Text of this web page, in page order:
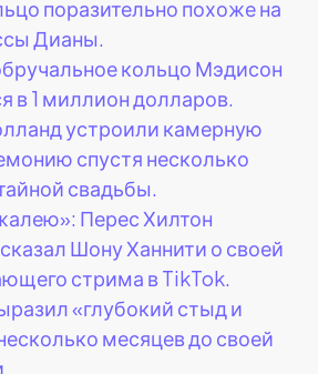
поразительно похоже на
Дианы.
кольцо Мэдисон
в 1 миллион долларов.
устроили камерную
спустя несколько
свадьбы.
Перес Хилтон
Шону Ханнити о своей
стрима в TikTok.
«глубокий стыд и
месяцев до своей